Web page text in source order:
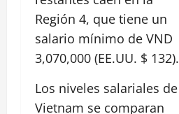
Región 4, que tiene un
salario mínimo de VND
3,070,000 (EE.UU. $ 132).
Los niveles salariales de
Vietnam se comparan